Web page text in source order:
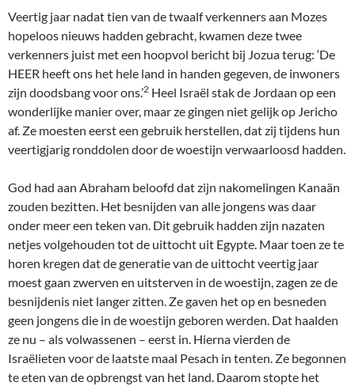
Veertig jaar nadat tien van de twaalf verkenners aan Mozes
hopeloos nieuws hadden gebracht, kwamen deze twee
verkenners juist met een hoopvol bericht bij Jozua terug: ‘De
HEER heeft ons het hele land in handen gegeven, de inwoners
zijn doodsbang voor ons.’2 Heel Israël stak de Jordaan op een
wonderlijke manier over, maar ze gingen niet gelijk op Jericho
af. Ze moesten eerst een gebruik herstellen, dat zij tijdens hun
veertigjarig ronddolen door de woestijn verwaarloosd hadden.
God had aan Abraham beloofd dat zijn nakomelingen Kanaän
zouden bezitten. Het besnijden van alle jongens was daar
onder meer een teken van. Dit gebruik hadden zijn nazaten
netjes volgehouden tot de uittocht uit Egypte. Maar toen ze te
horen kregen dat de generatie van de uittocht veertig jaar
moest gaan zwerven en uitsterven in de woestijn, zagen ze de
besnijdenis niet langer zitten. Ze gaven het op en besneden
geen jongens die in de woestijn geboren werden. Dat haalden
ze nu – als volwassenen – eerst in. Hierna vierden de
Israëlieten voor de laatste maal Pesach in tenten. Ze begonnen
te eten van de opbrengst van het land. Daarom stopte het